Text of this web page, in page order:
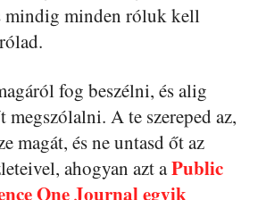
mindig minden róluk kell
fog beszélni, és alig
A te szereped az,
magát, és ne untasd őt az
ahogyan azt aPublic
One Journal egyik